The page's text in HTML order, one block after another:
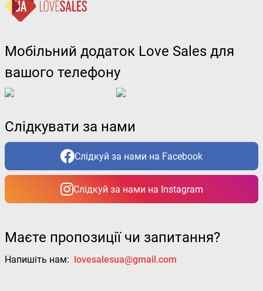
Мобільний додаток Love Sales для
вашого телефону
Слідкувати за нами
Слідкуй за нами на Facebook
Слідкуй за нами на Instagram
Маєте пропозиції чи запитання?
Напишіть нам: lovesalesua@gmail.com